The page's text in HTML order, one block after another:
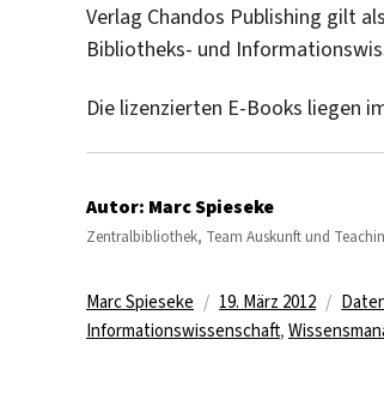
Verlag Chandos Publishing gilt
Bibliotheks- und
Die lizenzierten E-Books liegen
Autor: Marc Spieseke
Zentralbibliothek, Team Auskunft und
Autor
Marc Spieseke
Veröffentlicht
am
19. März 2012
Informationswissenschaft,